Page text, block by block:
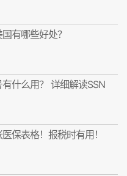
有哪些好处？
什么用？ 详细解读SSN
保表格！报税时有用！